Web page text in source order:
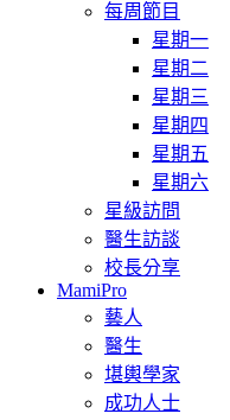
每周節目
星期一
星期二
星期三
星期四
星期五
星期六
星級訪問
醫生訪談
校長分享
MamiPro
藝人
醫生
堪輿學家
成功人士